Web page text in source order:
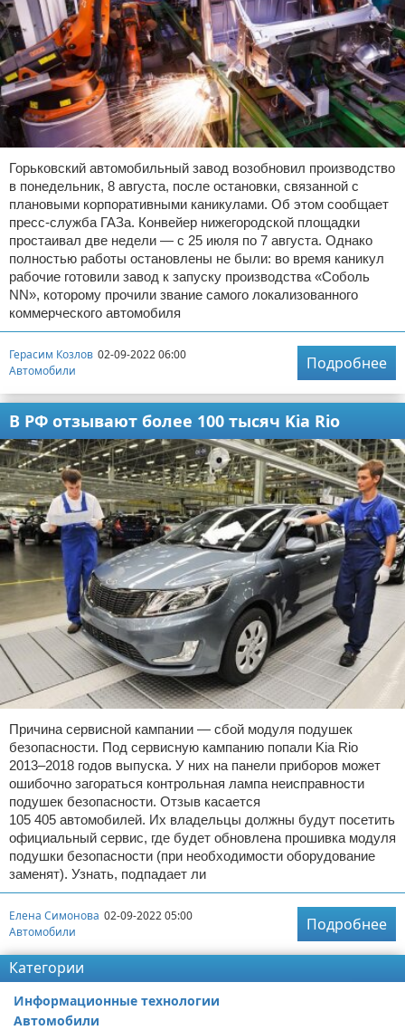
Горьковский автомобильный завод возобновил производство
в понедельник, 8 августа, после остановки, связанной с
плановыми корпоративными каникулами. Об этом сообщает
пресс-служба ГАЗа. Конвейер нижегородской площадки
простаивал две недели — с 25 июля по 7 августа. Однако
полностью работы остановлены не были: во время каникул
рабочие готовили завод к запуску производства «Соболь
NN», которому прочили звание самого локализованного
коммерческого автомобиля
Герасим Козлов 02-09-2022 06:00
Автомобили
Подробнее
В РФ отзывают более 100 тысяч Kia Rio
Причина сервисной кампании — сбой модуля подушек
безопасности. Под сервисную кампанию попали Kia Rio
2013–2018 годов выпуска. У них на панели приборов может
ошибочно загораться контрольная лампа неисправности
подушек безопасности. Отзыв касается
105 405 автомобилей. Их владельцы должны будут посетить
официальный сервис, где будет обновлена прошивка модуля
подушки безопасности (при необходимости оборудование
заменят). Узнать, подпадает ли
Елена Симонова 02-09-2022 05:00
Автомобили
Подробнее
Категории
Информационные технологии
Автомобили